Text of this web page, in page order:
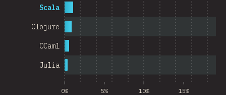
0% 5% 10% 15%
Julia
OCaml
Clojure
Scala